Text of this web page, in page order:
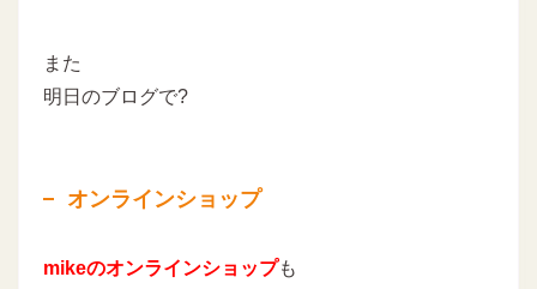
また
明日のブログで?
オンラインショップ
mikeのオンラインショップも